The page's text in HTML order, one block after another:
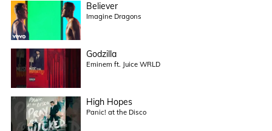
Believer
Imagine Dragons
Godzilla
Eminem ft. Juice WRLD
High Hopes
Panic! at the Disco